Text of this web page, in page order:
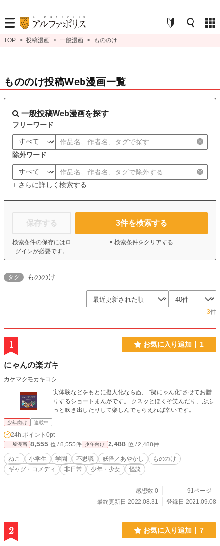
TOP > 投稿漫画 > 一般漫画 > もののけ
もののけ投稿Web漫画一覧
一般投稿Web漫画を探す
フリーワード
除外ワード
+ さらに詳しく検索する
保存する
検索条件の保存には ロ
グインが必要です。
3件を検索する
× 検索条件をクリアする
タグ もののけ
3件
1 お気に入り追加 1
にゃんの楽ガキ
カケマクモカキコシ
実体験などをもとに擬人化ならぬ、 "擬にゃん化"させてお贈
りするショートまんがです。 クスッとほくそ笑んだり、ぷふ
っと吹き出したりして楽しんでもらえれば幸いです。
少年向け 連載中
24h.ポイント 0pt
一般漫画 8,555 位 / 8,555件 少年向け 2,488 位 / 2,488件
ねこ 小学生 学園 不思議 妖怪／あやかし
もののけ
ギャグ・コメディ
非日常 少年・少女 怪談
感想数 0
91ページ
最終更新日 2022.08.31
登録日 2021.09.08
2 お気に入り追加 7